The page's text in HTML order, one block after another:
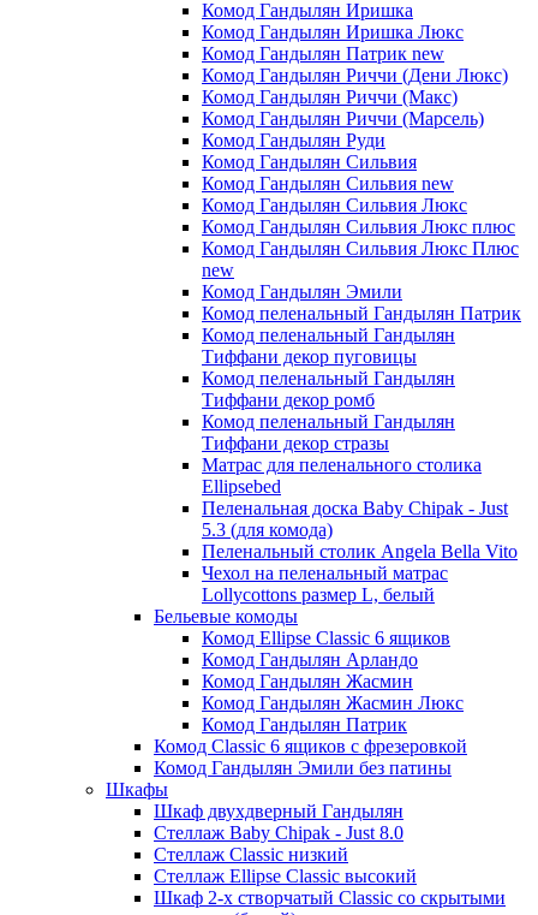
Комод Гандылян Иришка
Комод Гандылян Иришка Люкс
Комод Гандылян Патрик new
Комод Гандылян Риччи (Дени Люкс)
Комод Гандылян Риччи (Макс)
Комод Гандылян Риччи (Марсель)
Комод Гандылян Руди
Комод Гандылян Сильвия
Комод Гандылян Сильвия new
Комод Гандылян Сильвия Люкс
Комод Гандылян Сильвия Люкс плюс
Комод Гандылян Сильвия Люкс Плюс
new
Комод Гандылян Эмили
Комод пеленальный Гандылян Патрик
Комод пеленальный Гандылян
Тиффани декор пуговицы
Комод пеленальный Гандылян
Тиффани декор ромб
Комод пеленальный Гандылян
Тиффани декор стразы
Матрас для пеленального столика
Ellipsebed
Пеленальная доска Baby Chipak - Just
5.3 (для комода)
Пеленальный столик Angela Bella Vito
Чехол на пеленальный матрас
Lollycottons размер L, белый
Бельевые комоды
Комод Ellipse Classic 6 ящиков
Комод Гандылян Арландо
Комод Гандылян Жасмин
Комод Гандылян Жасмин Люкс
Комод Гандылян Патрик
Комод Classic 6 ящиков с фрезеровкой
Комод Гандылян Эмили без патины
Шкафы
Шкаф двухдверный Гандылян
Стеллаж Baby Chipak - Just 8.0
Стеллаж Classic низкий
Стеллаж Ellipse Classic высокий
Шкаф 2-х створчатый Classic со скрытыми